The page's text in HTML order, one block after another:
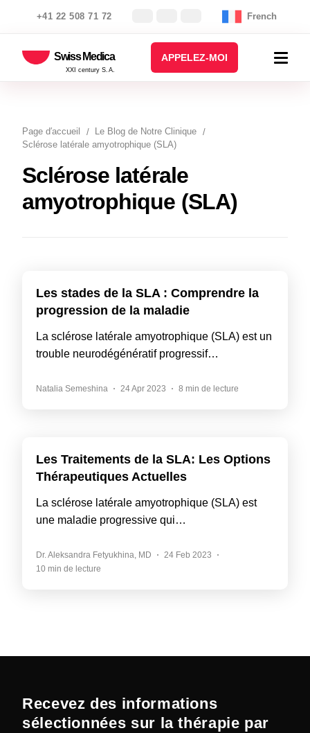
+41 22 508 71 72 French
Swiss Medica
XXI century S.A.
APPELEZ-MOI
Page d′accueil
Le Blog de Notre Clinique
Sclérose latérale amyotrophique (SLA)
Sclérose latérale
amyotrophique (SLA)
Les stades de la SLA : Comprendre la
progression de la maladie
La sclérose latérale amyotrophique (SLA) est un
trouble neurodégénératif progressif…
Natalia Semeshina 24 Apr 2023 8 min de lecture
Les Traitements de la SLA: Les Options
Thérapeutiques Actuelles
La sclérose latérale amyotrophique (SLA) est
une maladie progressive qui…
Dr. Aleksandra Fetyukhina, MD
24 Feb 2023
10 min de lecture
Recevez des informations
sélectionnées sur la thérapie par